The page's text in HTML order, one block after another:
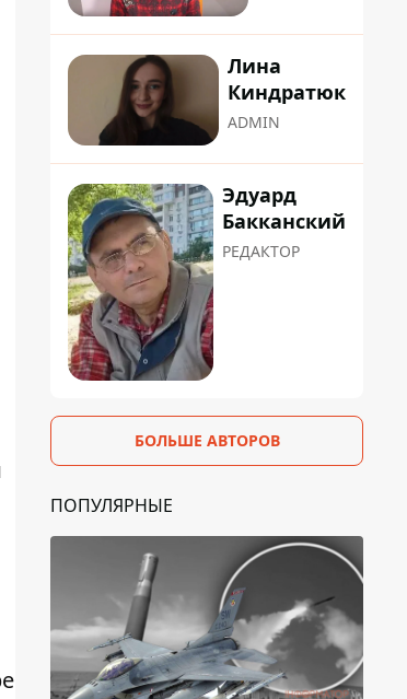
Лина
Киндратюк
ADMIN
Эдуард
Бакканский
РЕДАКТОР
БОЛЬШЕ АВТОРОВ
ПОПУЛЯРНЫЕ